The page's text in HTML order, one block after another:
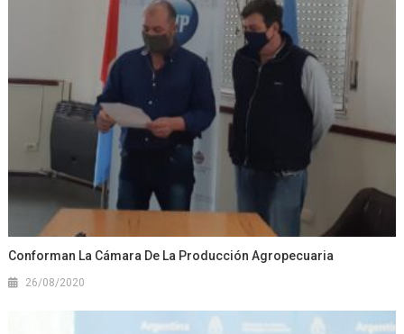
Conforman La Cámara De La Producción Agropecuaria
26/08/2020